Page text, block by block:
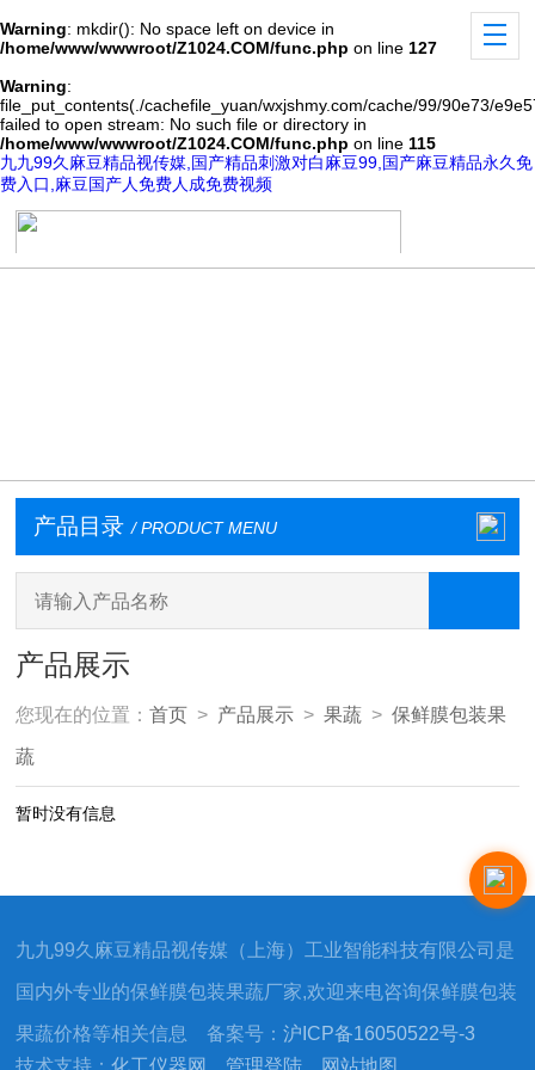
Warning: mkdir(): No space left on device in
/home/www/wwwroot/Z1024.COM/func.php on line 127
Warning:
file_put_contents(./cachefile_yuan/wxjshmy.com/cache/99/90e73/
failed to open stream: No such file or directory in
/home/www/wwwroot/Z1024.COM/func.php on line 115
九九99久麻豆精品视传媒,国产精品刺激对白麻豆99,国产麻豆精品永久免
费入口,麻豆国产人免费人成免费视频
产品目录 / PRODUCT MENU
产品展示
您现在的位置：首页 > 产品展示 >果蔬 >保鲜膜包装果
蔬
暂时没有信息
九九99久麻豆精品视传媒（上海）工业智能科技有限公司是
国内外专业的保鲜膜包装果蔬厂家,欢迎来电咨询保鲜膜包装
果蔬价格等相关信息 备案号：沪ICP备16050522号-3